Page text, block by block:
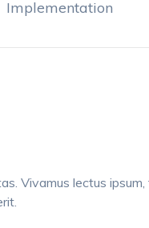
Implementation
Vivamus lectus ipsum,